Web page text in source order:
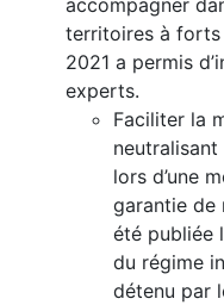
territoires à forts
2021 a permis
experts.
Faciliter la
lors d’une
garantie de
été publiée
du régime
détenu par